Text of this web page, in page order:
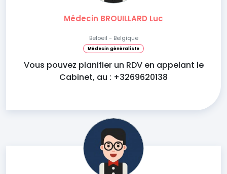
Médecin BROUILLARD Luc
Beloeil - Belgique
Médecin généraliste
Vous pouvez planifier un RDV en appelant le
Cabinet, au : +3269620138